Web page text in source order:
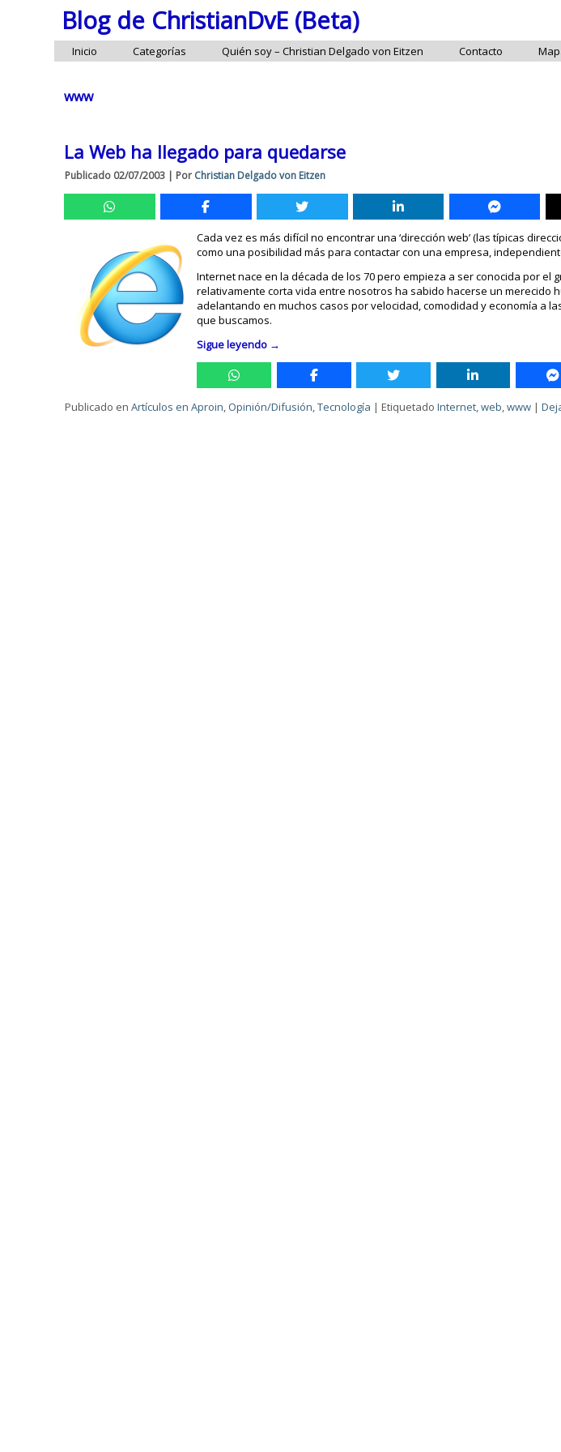
Blog de ChristianDvE (Beta)
Inicio Categorías Quién soy – Christian Delgado von Eitzen Contacto
www
La Web ha llegado para quedarse
Publicado 02/07/2003 | Por Christian Delgado von Eitzen
Cada vez es más difícil no encontrar una ‘dirección web’ (las típicas
como una posibilidad más para contactar con una empresa,
Internet nace en la década de los 70 pero empieza a ser conocida por el
relativamente corta vida entre nosotros ha sabido hacerse un merecido
adelantando en muchos casos por velocidad, comodidad y economía a
que buscamos.
Sigue leyendo →
Publicado en Artículos en Aproin, Opinión/Difusión,Tecnología |Etiquetado Internet,web,www |